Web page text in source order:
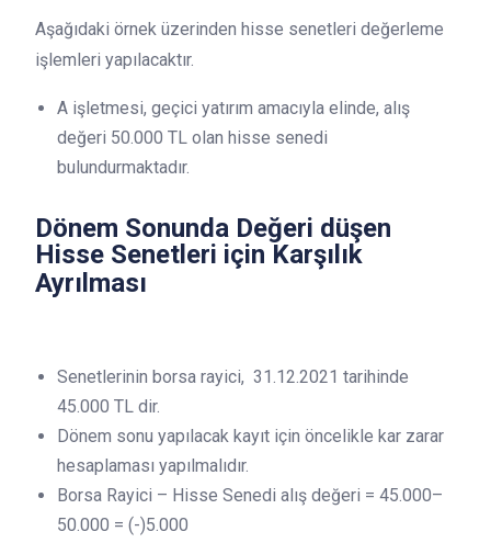
Aşağıdaki örnek üzerinden hisse senetleri değerleme
işlemleri yapılacaktır.
A işletmesi, geçici yatırım amacıyla elinde, alış
değeri 50.000 TL olan hisse senedi
bulundurmaktadır.
Dönem Sonunda Değeri düşen
Hisse Senetleri için Karşılık
Ayrılması
Senetlerinin borsa rayici, 31.12.2021 tarihinde
45.000 TL dir.
Dönem sonu yapılacak kayıt için öncelikle kar zarar
hesaplaması yapılmalıdır.
Borsa Rayici – Hisse Senedi alış değeri = 45.000–
50.000 = (-)5.000